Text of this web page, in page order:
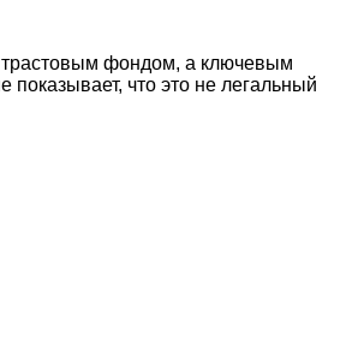
трастовым фондом, а ключевым
что это не легальный